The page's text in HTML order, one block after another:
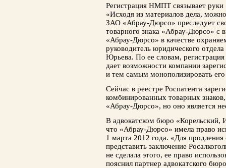
Регистрация НМПТ связывает
«Исходя из материалов дела,
ЗАО «Абрау-Дюрсо» преследует
товарного знака «Абрау-Дюрсо» с
«Абрау-Дюрсо» в качестве
руководитель юридического
Юрьева. По ее словам,
дает возможности компании
и тем самым монополизировать
Сейчас в реестре Роспатента
комбинированных товарных
«Абрау-Дюрсо», но оно является
В адвокатском бюро
что «Абрау-Дюрсо» имела право
1 марта 2012 года. «Для
представить заключение
не сделала этого, ее право
пояснил партнер адвокатского